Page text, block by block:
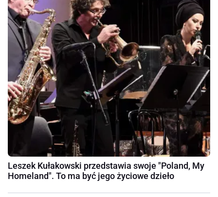
Leszek Kułakowski przedstawia swoje "Poland, My
Homeland". To ma być jego życiowe dzieło